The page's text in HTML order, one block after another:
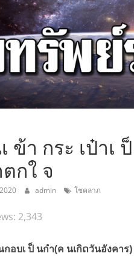
ข้า กระ เป๋า
กใ จ
admin โชคลาภ
2,343
กอบเ ป็ นกำ(ค นเกิດวันอังคาร)